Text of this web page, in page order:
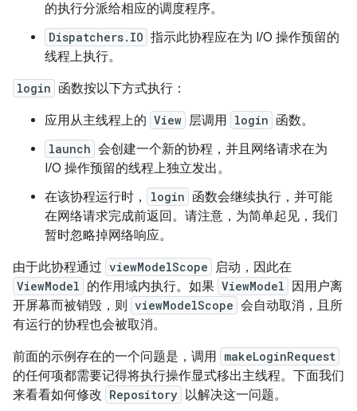
的执行分派给相应的调度程序。
Dispatchers.IO 指示此协程应在为 I/O 操作预留的
线程上执行。
login 函数按以下方式执行：
应用从主线程上的 View 层调用 login 函数。
launch 会创建一个新的协程，并且网络请求在为
I/O 操作预留的线程上独立发出。
在该协程运行时，
login 函数会继续执行，并可能
在网络请求完成前返回。请注意，为简单起见，我们
暂时忽略掉网络响应。
由于此协程通过 viewModelScope 启动，因此在
ViewModel 的作用域内执行。如果 ViewModel
因用户离
开屏幕而被销毁，则 viewModelScope 会自动取消，且所
有运行的协程也会被取消。
前面的示例存在的一个问题是，调用 makeLoginRequest
的任何项都需要记得将执行操作显式移出主线程。下面我们
来看看如何修改 Repository 以解决这一问题。